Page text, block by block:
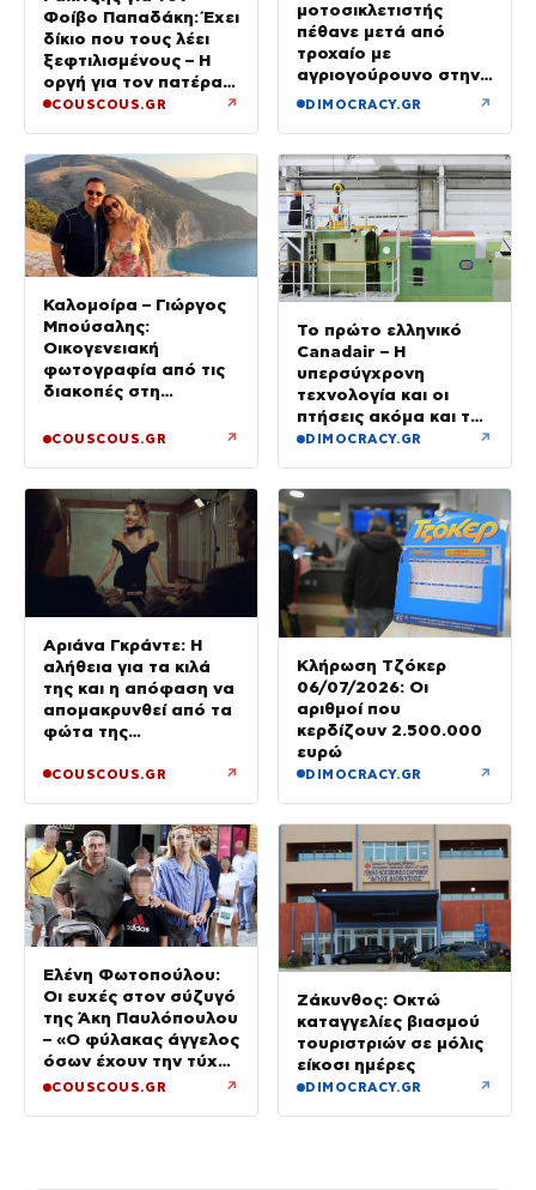
Φοίβο Παπαδάκη: Έχει
δίκιο που τους λέει
ξεφτιλισμένους – Η
οργή για τον πατέρα
του
COUSCOUS.GR ↗
μοτοσικλετιστής
πέθανε μετά από
τροχαίο με
αγριογούρουνο στην
Εύβοια
DIMOCRACY.GR ↗
Καλομοίρα – Γιώργος
Μπούσαλης:
Οικογενειακή
φωτογραφία από τις
διακοπές στη
τους παιδιά
COUSCOUS.GR ↗
Το πρώτο ελληνικό
Canadair – Η
υπερσύγχρονη
τεχνολογία και οι
πτήσεις ακόμα και τη
νύχτα – βίντεο
DIMOCRACY.GR ↗
Αριάνα Γκράντε: Η
αλήθεια για τα κιλά
της και η απόφαση να
απομακρυνθεί από τα
φώτα της
COUSCOUS.GR ↗
Κλήρωση Τζόκερ
06/07/2026: Οι
αριθμοί που
κερδίζουν 2.500.000
ευρώ
DIMOCRACY.GR ↗
Ελένη Φωτοπούλου:
Οι ευχές στον σύζυγό
της Άκη Παυλόπουλου
– «Ο φύλακας άγγελος
όσων έχουν την τύχη
να βρίσκονται κοντά
COUSCOUS.GR ↗
Ζάκυνθος: Οκτώ
καταγγελίες βιασμού
τουριστριών σε μόλις
είκοσι ημέρες
DIMOCRACY.GR ↗